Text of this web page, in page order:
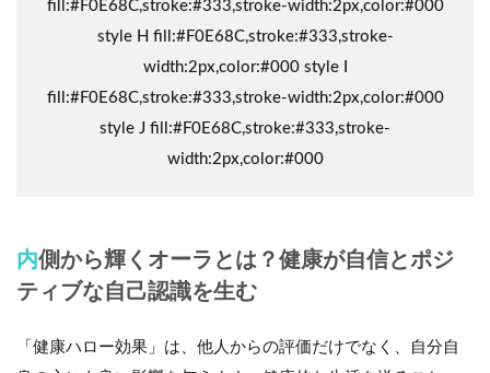
fill:#F0E68C,stroke:#333,stroke-width:2px,color:#000
style H fill:#F0E68C,stroke:#333,stroke-
width:2px,color:#000 style I
fill:#F0E68C,stroke:#333,stroke-width:2px,color:#000
style J fill:#F0E68C,stroke:#333,stroke-
width:2px,color:#000
内側から輝くオーラとは？健康が自信とポジ
ティブな自己認識を生む
「健康ハロー効果」は、他人からの評価だけでなく、自分自